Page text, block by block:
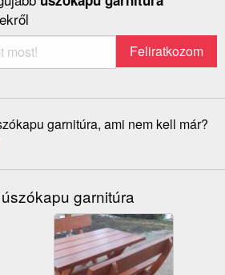
garnitúra, ami nem kell már?
garnitúra